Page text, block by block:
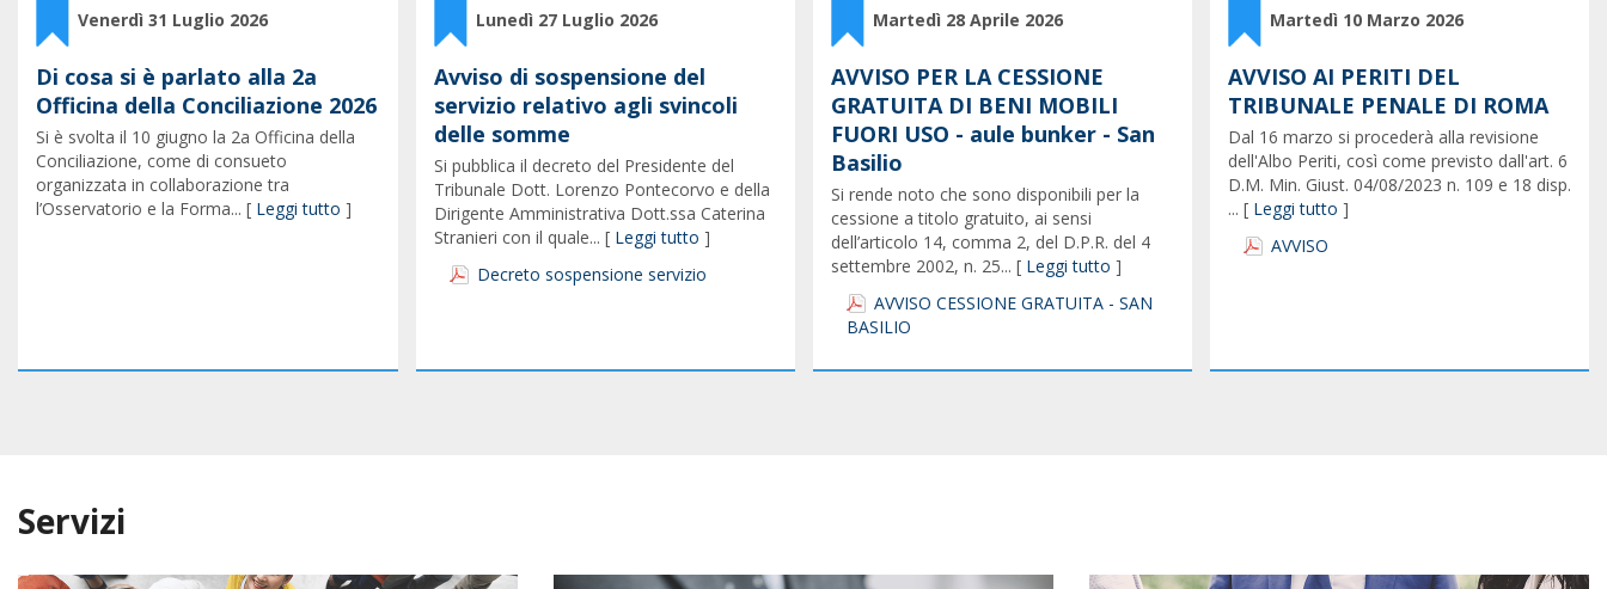
Venerdì 31 Luglio 2026
Di cosa si è parlato alla 2a
Officina della Conciliazione 2026
Si è svolta il 10 giugno la 2a Officina della
Conciliazione, come di consueto
organizzata in collaborazione tra
l’Osservatorio e la Forma... [ Leggi tutto ]
Lunedì 27 Luglio 2026
Avviso di sospensione del
servizio relativo agli svincoli
delle somme
Si pubblica il decreto del Presidente del
Tribunale Dott. Lorenzo Pontecorvo e della
Dirigente Amministrativa Dott.ssa Caterina
Stranieri con il quale... [ Leggi tutto ]
Decreto sospensione servizio
Martedì 28 Aprile 2026
AVVISO PER LA CESSIONE
GRATUITA DI BENI MOBILI
FUORI USO - aule bunker - San
Basilio
Si rende noto che sono disponibili per la
cessione a titolo gratuito, ai sensi
dell’articolo 14, comma 2, del D.P.R. del 4
settembre 2002, n. 25... [ Leggi tutto ]
AVVISO CESSIONE GRATUITA - SAN
BASILIO
Martedì 10 Marzo 2026
AVVISO AI PERITI DEL
TRIBUNALE PENALE DI ROMA
Dal 16 marzo si procederà alla revisione
dell'Albo Periti, così come previsto dall'art. 6
D.M. Min. Giust. 04/08/2023 n. 109 e 18 disp.
... [ Leggi tutto ]
AVVISO
Servizi